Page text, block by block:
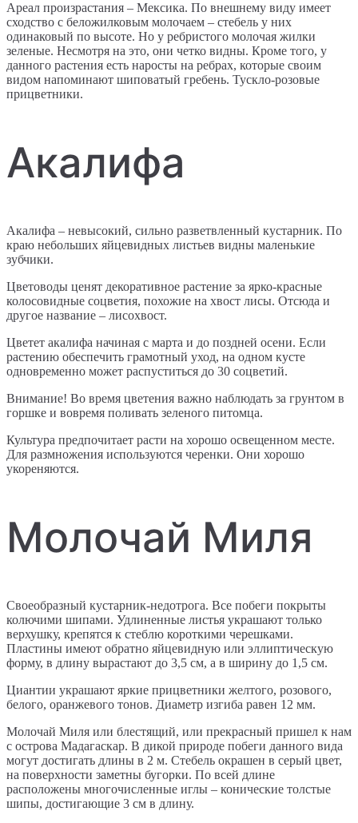
Ареал произрастания – Мексика. По внешнему виду имеет
сходство с беложилковым молочаем – стебель у них
одинаковый по высоте. Но у ребристого молочая жилки
зеленые. Несмотря на это, они четко видны. Кроме того, у
данного растения есть наросты на ребрах, которые своим
видом напоминают шиповатый гребень. Тускло-розовые
прицветники.
Акалифа
Акалифа – невысокий, сильно разветвленный кустарник. По
краю небольших яйцевидных листьев видны маленькие
зубчики.
Цветоводы ценят декоративное растение за ярко-красные
колосовидные соцветия, похожие на хвост лисы. Отсюда и
другое название – лисохвост.
Цветет акалифа начиная с марта и до поздней осени. Если
растению обеспечить грамотный уход, на одном кусте
одновременно может распуститься до 30 соцветий.
Внимание! Во время цветения важно наблюдать за грунтом в
горшке и вовремя поливать зеленого питомца.
Культура предпочитает расти на хорошо освещенном месте.
Для размножения используются черенки. Они хорошо
укореняются.
Молочай Миля
Своеобразный кустарник-недотрога. Все побеги покрыты
колючими шипами. Удлиненные листья украшают только
верхушку, крепятся к стеблю короткими черешками.
Пластины имеют обратно яйцевидную или эллиптическую
форму, в длину вырастают до 3,5 см, а в ширину до 1,5 см.
Циантии украшают яркие прицветники желтого, розового,
белого, оранжевого тонов. Диаметр изгиба равен 12 мм.
Молочай Миля или блестящий, или прекрасный пришел к нам
с острова Мадагаскар. В дикой природе побеги данного вида
могут достигать длины в 2 м. Стебель окрашен в серый цвет,
на поверхности заметны бугорки. По всей длине
расположены многочисленные иглы – конические толстые
шипы, достигающие 3 см в длину.